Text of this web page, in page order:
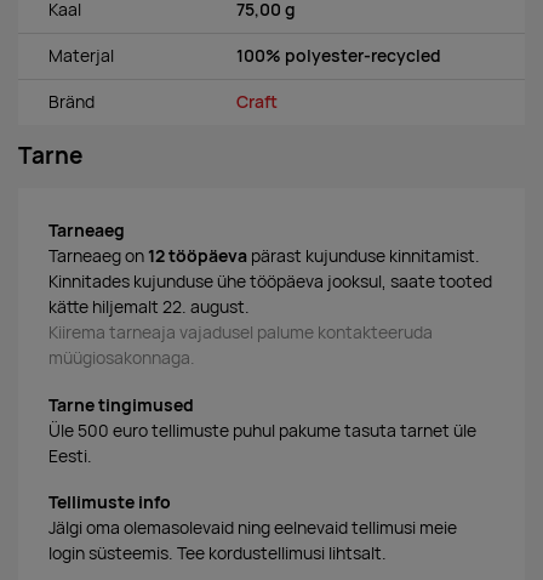
Kaal 75,00 g
Materjal 100% polyester-recycled
Bränd Craft
Tarne
Tarneaeg
Tarneaeg on 12 tööpäeva pärast kujunduse kinnitamist.
Kinnitades kujunduse ühe tööpäeva jooksul, saate tooted
kätte hiljemalt 22. august.
Kiirema tarneaja vajadusel palume kontakteeruda
müügiosakonnaga.
Tarne tingimused
Üle 500 euro tellimuste puhul pakume tasuta tarnet üle
Eesti.
Tellimuste info
Jälgi oma olemasolevaid ning eelnevaid tellimusi meie
login süsteemis. Tee kordustellimusi lihtsalt.